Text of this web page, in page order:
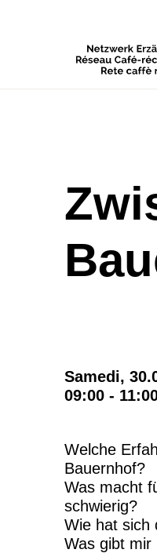
Samedi,
09:00 -
Welche
Bauernhof?
Was macht
schwierig?
Wie hat sich
Was gibt mir